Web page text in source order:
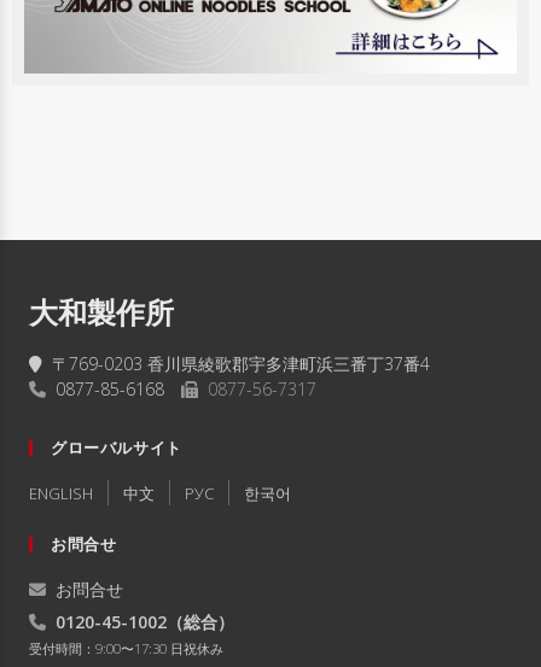
大和製作所
〒769-0203 香川県綾歌郡宇多津町浜三番丁37番4
0877-85-6168
0877-56-7317
グローバルサイト
ENGLISH 中文 РУC 한국어
お問合せ
お問合せ
0120-45-1002 （総合）
受付時間：9:00〜17:30 日祝休み